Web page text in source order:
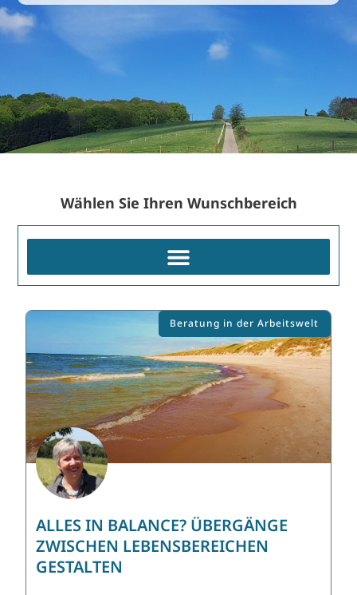
Wählen Sie Ihren Wunschbereich
Beratung in der Arbeitswelt
ALLES IN BALANCE? ÜBERGÄNGE
ZWISCHEN LEBENSBEREICHEN
GESTALTEN